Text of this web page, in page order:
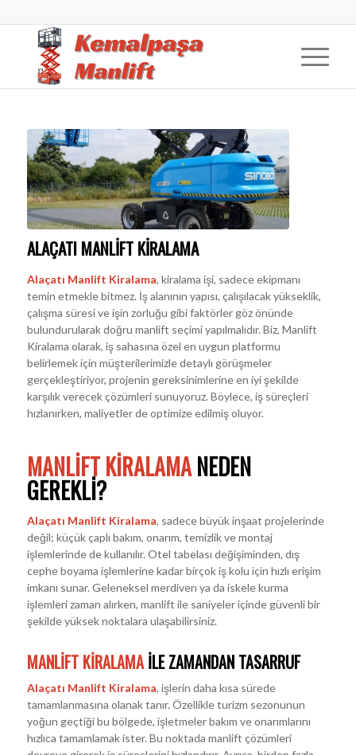
ALAÇATI MANLIFT KIRALAMA
Alaçatı Manlift Kiralama, kiralama işi, sadece ekipmanı
temin etmekle bitmez. İş alanının yapısı, çalışılacak yükseklik,
çalışma süresi ve işin zorluğu gibi faktörler göz önünde
bulundurularak doğru manlift seçimi yapılmalıdır. Biz, Manlift
Kiralama olarak, iş sahasına özel en uygun platformu
belirlemek için müşterilerimizle detaylı görüşmeler
gerçekleştiriyor, projenin gereksinimlerine en iyi şekilde
karşılık verecek çözümleri sunuyoruz. Böylece, iş süreçleri
hızlanırken, maliyetler de optimize edilmiş oluyor.
MANLIFT KIRALAMANEDEN
GEREKLI?
Alaçatı Manlift Kiralama, sadece büyük inşaat projelerinde
değil; küçük çaplı bakım, onarım, temizlik ve montaj
işlemlerinde de kullanılır. Otel tabelası değişiminden, dış
cephe boyama işlemlerine kadar birçok iş kolu için hızlı erişim
imkanı sunar. Geleneksel merdiven ya da iskele kurma
işlemleri zaman alırken, manlift ile saniyeler içinde güvenli bir
şekilde yüksek noktalara ulaşabilirsiniz.
MANLIFT KIRALAMAILE ZAMANDAN TASARRUF
Alaçatı Manlift Kiralama, işlerin daha kısa sürede
tamamlanmasına olanak tanır. Özellikle turizm sezonunun
yoğun geçtiği bu bölgede, işletmeler bakım ve onarımlarını
hızlıca tamamlamak ister. Bu noktada manlift çözümleri